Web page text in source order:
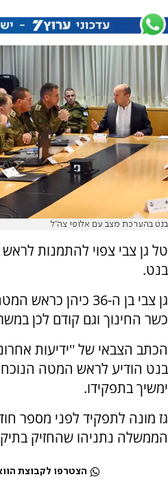
בנט בהערכת מצב עם אלופי צה"ל
טל גן צבי צפוי להתמנות
בנט.
גן צבי בן ה-36 כיהן
כשר החינוך וגם קודם לכן
הכתב הצבאי של ''ידיעות
בנט הודיע לראש המטה הנוכחי
ימשיך בתפקידו.
גז מונה לתפקיד לפני מספר
הממשלה נתניהו שהחזיק בתיק
הצטרפו לקבוצת